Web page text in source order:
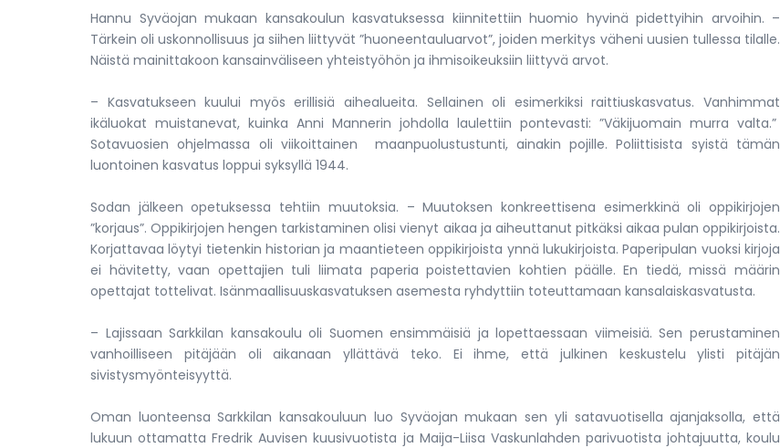
Hannu Syväojan mukaan kansakoulun kasvatuksessa kiinnitettiin huomio hyvinä pidettyihin arvoihin. –
Tärkein oli uskonnollisuus ja siihen liittyvät ”huoneentauluarvot”, joiden merkitys väheni uusien tullessa tilalle.
Näistä mainittakoon kansainväliseen yhteistyöhön ja ihmisoikeuksiin liittyvä arvot.
– Kasvatukseen kuului myös erillisiä aihealueita. Sellainen oli esimerkiksi raittiuskasvatus. Vanhimmat
ikäluokat muistanevat, kuinka Anni Mannerin johdolla laulettiin pontevasti: ”Väkijuomain murra valta.”
Sotavuosien ohjelmassa oli viikoittainen maanpuolustustunti, ainakin pojille. Poliittisista syistä tämän
luontoinen kasvatus loppui syksyllä 1944.
Sodan jälkeen opetuksessa tehtiin muutoksia. – Muutoksen konkreettisena esimerkkinä oli oppikirjojen
”korjaus”. Oppikirjojen hengen tarkistaminen olisi vienyt aikaa ja aiheut­tanut pitkäksi aikaa pulan oppikirjoista.
Korjattavaa löytyi tietenkin historian ja maantieteen oppikirjoista ynnä luku­kirjoista. Paperipulan vuoksi kirjoja
ei hävitetty, vaan opettajien tuli liimata paperia poistettavien kohtien päälle. En tiedä, missä määrin
opettajat tottelivat. Isänmaallisuuskasvatuksen asemesta ryhdyttiin toteuttamaan kansalaiskasvatusta.
– Lajissaan Sarkkilan kansakoulu oli Suomen ensimmäisiä ja lopettaessaan viimeisiä. Sen perustaminen
vanhoilliseen pitäjään oli aikanaan yllättävä teko. Ei ihme, että julkinen keskustelu ylisti pitäjän
sivistysmyönteisyyttä.
Oman luonteensa Sarkkilan kansakouluun luo Syväojan mukaan sen yli satavuotisella ajanjaksolla, että
lukuun ottamatta Fredrik Auvisen kuusivuotista ja Maija-Liisa Vaskunlahden parivuotista johtajuutta, koulu